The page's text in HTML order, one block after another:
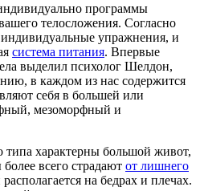
программы
телосложения. Согласно
упражнения, и
система питания. Впервые
выделил психолог Шелдон,
в каждом из нас содержится
себя в большей или
мезоморфный и
типа характерны большой живот,
всего страдают от лишнего
на бедрах и плечах.